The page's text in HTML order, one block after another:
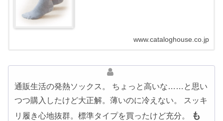
www.cataloghouse.co.jp
通販生活の発熱ソックス。 ちょっと高いな……と思い
つつ購入したけど大正解。薄いのに冷えない。 スッキ
リ履き心地抜群。標準タイプを買ったけど充分。
も